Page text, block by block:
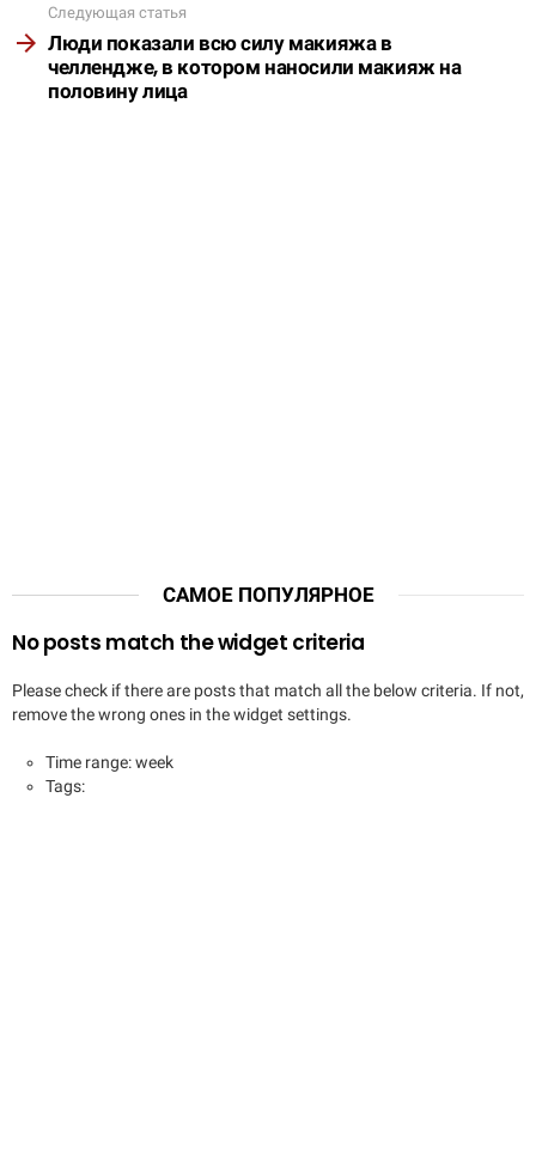
Следующая статья
Люди показали всю силу макияжа в
челлендже, в котором наносили макияж на
половину лица
САМОЕ ПОПУЛЯРНОЕ
No posts match the widget criteria
Please check if there are posts that match all the below criteria. If not,
remove the wrong ones in the widget settings.
Time range: week
Tags: